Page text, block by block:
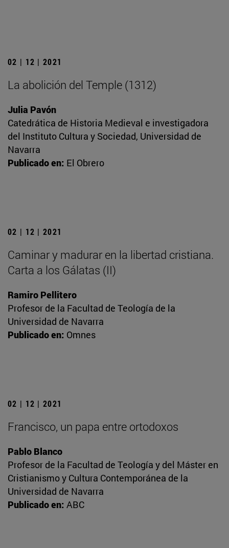
02 | 12 | 2021
La abolición del Temple (1312)
Julia Pavón
Catedrática de Historia Medieval e investigadora
del Instituto Cultura y Sociedad, Universidad de
Navarra
Publicado en: El Obrero
02 | 12 | 2021
Caminar y madurar en la libertad cristiana.
Carta a los Gálatas (II)
Ramiro Pellitero
Profesor de la Facultad de Teología de la
Universidad de Navarra
Publicado en: Omnes
02 | 12 | 2021
Francisco, un papa entre ortodoxos
Pablo Blanco
Profesor de la Facultad de Teología y del Máster en
Cristianismo y Cultura Contemporánea de la
Universidad de Navarra
Publicado en: ABC